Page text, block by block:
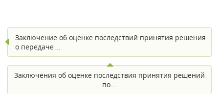
Заключение об оценке последствий принятия решения
о передаче…
Заключения об оценке последствия принятия решений
по…